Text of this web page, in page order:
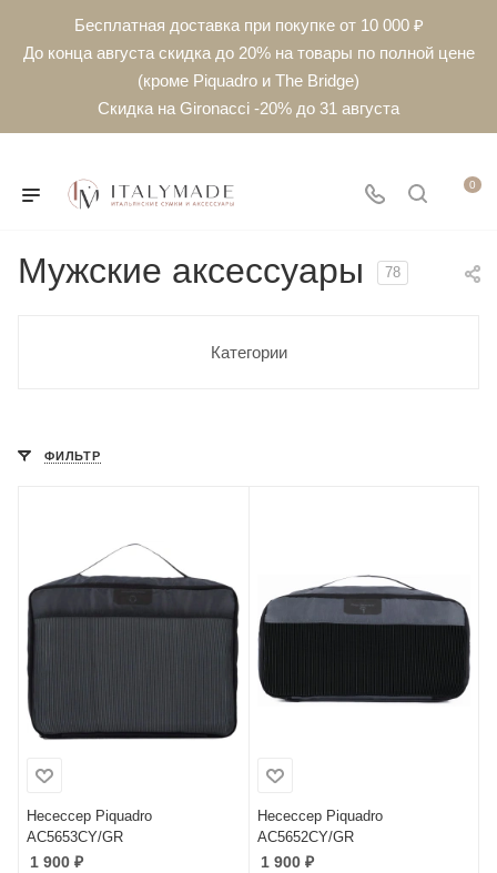
Бесплатная доставка при покупке от 10 000 ₽
До конца августа скидка до 20% на товары по полной цене
(кроме Piquadro и The Bridge)
Скидка на Gironacci -20% до 31 августа
0
Мужские аксессуары 78
Категории
ФИЛЬТР
Несессер Piquadro
AC5653CY/GR
1 900 ₽
Несессер Piquadro
AC5652CY/GR
1 900₽